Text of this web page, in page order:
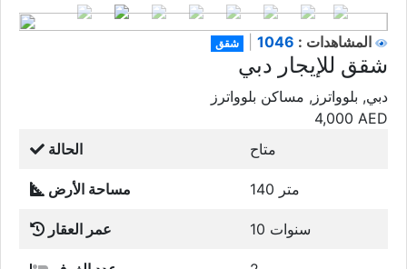
شقق المشاهدات :
شقق للإيجار دبي
دبي, بلوواترز, مساكن بلوواترز
4,000 AED
الحالة
متاح
مساحة الأرض 140 متر
عمر العقار 10 سنوات